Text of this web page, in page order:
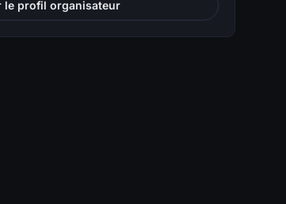
le profil organisateur